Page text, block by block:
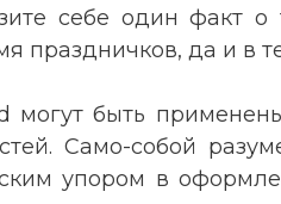
себе один факт
праздничков, да и в
быть
Само-собой
упором в